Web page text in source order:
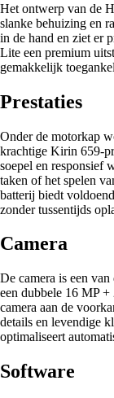
Het ontwerp van de
slanke behuizing en
in de hand en ziet er
Lite een premium
gemakkelijk
Prestaties
Onder de motorkap
krachtige Kirin 659-
soepel en responsief
taken of het spelen
batterij biedt
zonder tussentijds
Camera
De camera is een
een dubbele 16 MP +
camera aan de
details en levendige
optimaliseert
Software